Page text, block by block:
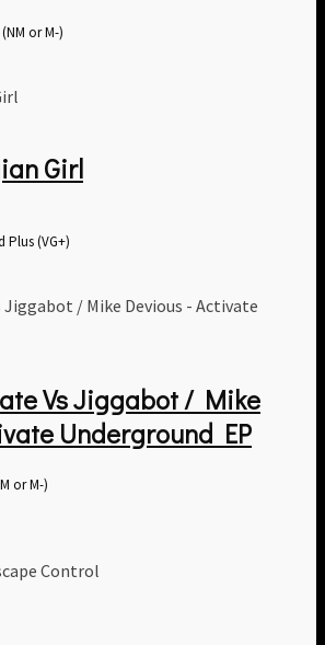
or M-)
Girl
Plus (VG+)
Vs Jiggabot / Mike
Underground EP
or M-)